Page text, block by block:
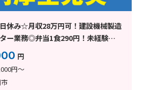
日休み☆月収28万円可！建設機械製造
ー業務◎弁当1食290円！未経験
円
円～